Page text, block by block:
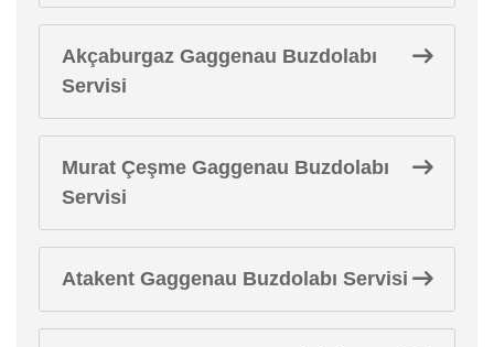
Akçaburgaz Gaggenau Buzdolabı
Servisi
Murat Çeşme Gaggenau Buzdolabı
Servisi
Atakent Gaggenau Buzdolabı Servisi